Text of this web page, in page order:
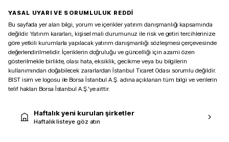
YASAL UYARI VE SORUMLULUK REDDİ
Bu sayfada yer alan bilgi, yorum ve içerikler yatırım danışmanlığı kapsamında
değildir. Yatırım kararları, kişisel mali durumunuz ile risk ve getiri tercihlerinize
göre yetkili kurumlarla yapılacak yatırım danışmanlığı sözleşmesi çerçevesinde
değerlendirilmelidir. İçeriklerin doğruluğu ve güncelliği için azami özen
gösterilmekle birlikte, olası hata, eksiklik, gecikme veya bu bilgilerin
kullanımından doğabilecek zararlardan İstanbul Ticaret Odası sorumlu değildir.
BIST isim ve logosu ile Borsa İstanbul A.Ş. adına açıklanan tüm bilgi ve verilerin
telif hakları Borsa İstanbul A.Ş.’ye aittir.
Haftalık yeni kurulan şirketler
Haftalık listeye göz atın